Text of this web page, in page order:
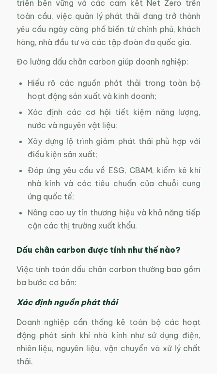
triển bền vững và các cam kết Net Zero trên
toàn cầu, việc quản lý phát thải đang trở thành
yêu cầu ngày càng phổ biến từ chính phủ, khách
hàng, nhà đầu tư và các tập đoàn đa quốc gia.
Đo lường dấu chân carbon giúp doanh nghiệp:
Hiểu rõ các nguồn phát thải trong toàn bộ
hoạt động sản xuất và kinh doanh;
Xác định các cơ hội tiết kiệm năng lượng,
nước và nguyên vật liệu;
Xây dựng lộ trình giảm phát thải phù hợp với
điều kiện sản xuất;
Đáp ứng yêu cầu về ESG, CBAM, kiểm kê khí
nhà kính và các tiêu chuẩn của chuỗi cung
ứng quốc tế;
Nâng cao uy tín thương hiệu và khả năng tiếp
cận các thị trường xuất khẩu.
Dấu chân carbon được tính như thế nào?
Việc tính toán dấu chân carbon thường bao gồm
ba bước cơ bản:
Xác định nguồn phát thải
Doanh nghiệp cần thống kê toàn bộ các hoạt
động phát sinh khí nhà kính như sử dụng điện,
nhiên liệu, nguyên liệu, vận chuyển và xử lý chất
thải.